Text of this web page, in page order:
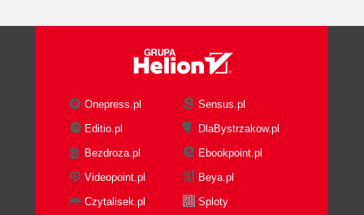
Onepress.pl
Sensus.pl
Editio.pl
DlaBystrzakow.pl
Bezdroza.pl
Ebookpoint.pl
Videopoint.pl
Beya.pl
Czytalisek.pl
Sploty